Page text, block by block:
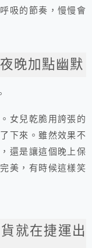
吸的節奏，慢慢會
晚加點幽默
女兒乾脆用誇張的
下來。雖然效果不
還是讓這個晚上保
美，有時候這樣笑
就在捷運出